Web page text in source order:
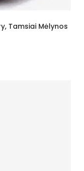
Tamsiai Mėlynos